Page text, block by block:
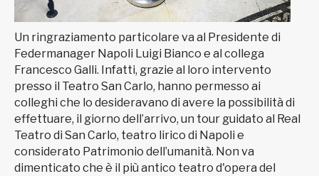
Un ringraziamento particolare va al Presidente di
Federmanager Napoli Luigi Bianco e al collega
Francesco Galli. Infatti, grazie al loro intervento
presso il Teatro San Carlo, hanno permesso ai
colleghi che lo desideravano di avere la possibilità di
effettuare, il giorno dell’arrivo, un tour guidato al Real
Teatro di San Carlo, teatro lirico di Napoli e
considerato Patrimonio dell’umanità. Non va
dimenticato che è il più antico teatro d'opera del